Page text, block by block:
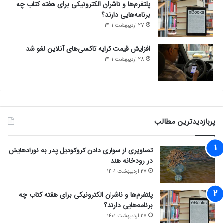
پلتفرم‌ها و ناشران الکترونیکی برای هفته کتاب چه
برنامه‌هایی دارند؟
27 اردیبهشت 1401
افزایش قیمت کرایه تاکسی‌های آنلاین لغو شد
28 اردیبهشت 1401
پربازدیدترین مطالب
تصاویری از سواری دادن کروکودیل پدر به نوزادهایش
در رودخانه هند
27 اردیبهشت 1401
پلتفرم‌ها و ناشران الکترونیکی برای هفته کتاب چه
برنامه‌هایی دارند؟
27 اردیبهشت 1401